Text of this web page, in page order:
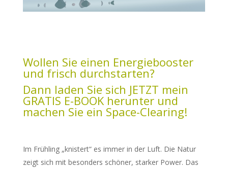
Wollen Sie einen Energiebooster
und frisch durchstarten?
Dann laden Sie sich JETZT mein
GRATIS E-BOOK herunter und
machen Sie ein Space-Clearing!
Im Frühling „knistert“ es immer in der Luft. Die Natur
zeigt sich mit besonders schöner, starker Power. Das